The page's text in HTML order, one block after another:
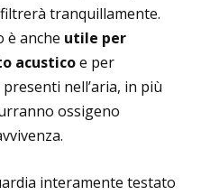
tranquillamente.
è anche utile per
acusticoe per
presenti nell’aria, in più
ossigeno
interamente testato